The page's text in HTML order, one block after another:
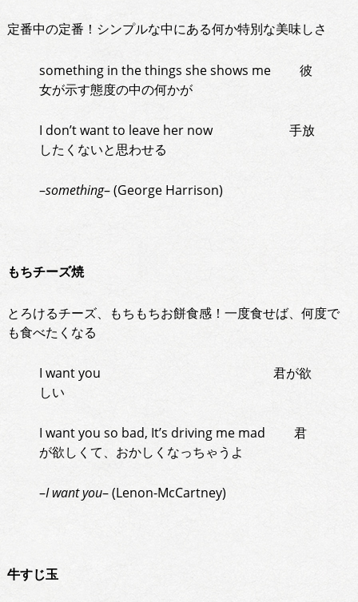
定番中の定番！シンプルな中にある何か特別な美味しさ
something in the things she shows me 彼
女が示す態度の中の何かが
I don’t want to leave her now 手放
したくないと思わせる
–something– (George Harrison)
もちチーズ焼
とろけるチーズ、もちもちお餅食感！一度食せば、何度で
も食べたくなる
I want you 君が欲
しい
I want you so bad, It’s driving me mad 君
が欲しくて、おかしくなっちゃうよ
–I want you– (Lenon-McCartney)
牛すじ玉